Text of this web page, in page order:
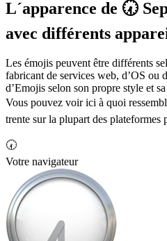
L´apparence de 🕢
avec différents
Les émojis peuvent être différents
fabricant de services web, d’OS ou
d’Emojis selon son propre style et
Vous pouvez voir ici à quoi
trente sur la plupart des plateformes
🕢
Votre navigateur